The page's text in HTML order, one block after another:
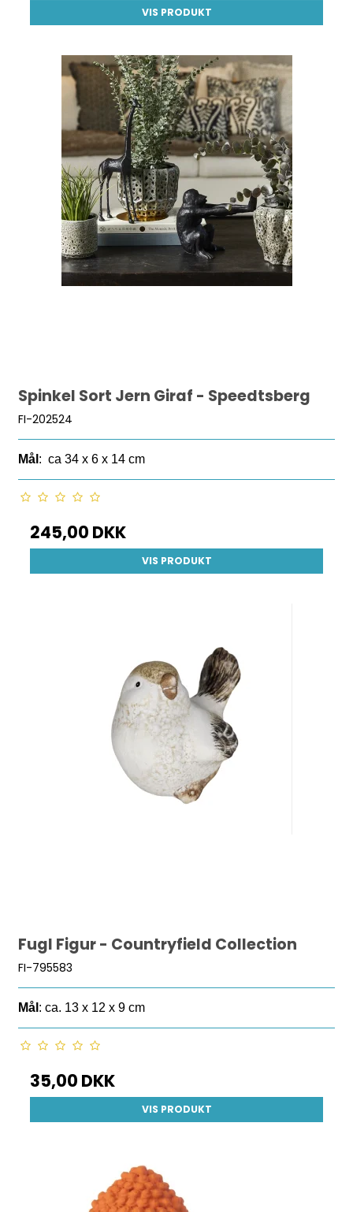
VIS PRODUKT
Spinkel Sort Jern Giraf - Speedtsberg
FI-202524
Mål : ca 34 x 6 x 14 cm
245,00 DKK
VIS PRODUKT
Fugl Figur - Countryfield Collection
FI-795583
Mål : ca. 13 x 12 x 9 cm
35,00 DKK
VIS PRODUKT